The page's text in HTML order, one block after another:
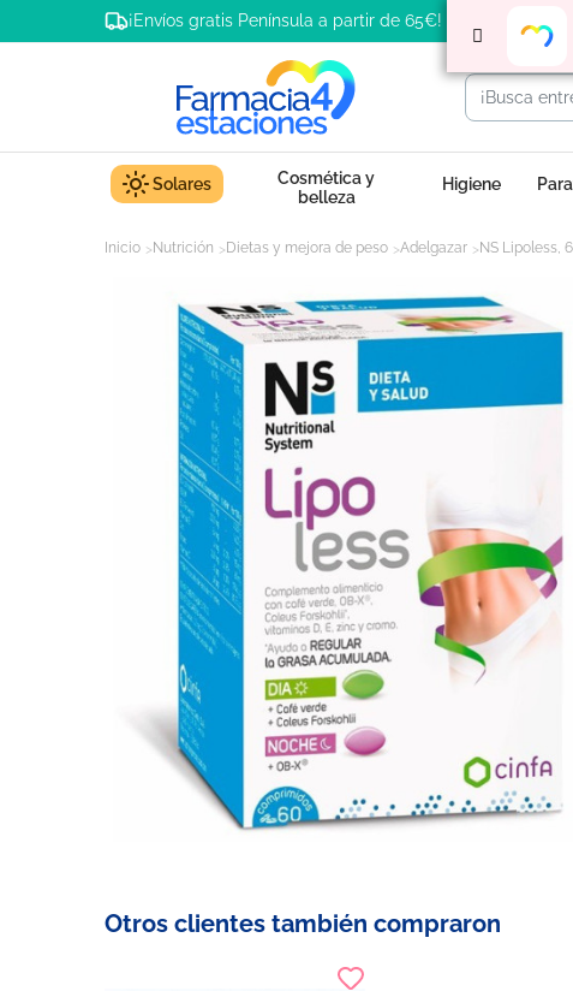
¡Envíos gratis Península a partir de 65€!
Solares
Cosmética y
belleza
Higiene
Inicio Nutrición Dietas y mejora de peso Adelgazar NS Lipoless,
Otros clientes también compraron